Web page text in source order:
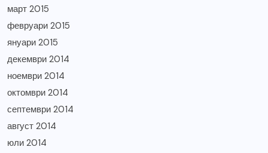
март 2015
февруари 2015
януари 2015
декември 2014
ноември 2014
октомври 2014
септември 2014
август 2014
юли 2014